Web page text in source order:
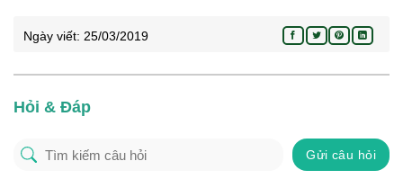
Ngày viết: 25/03/2019
Hỏi & Đáp
Gửi câu hỏi